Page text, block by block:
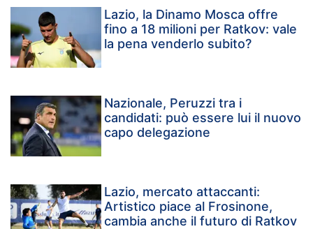
Lazio, la Dinamo Mosca offre
fino a 18 milioni per Ratkov: vale
la pena venderlo subito?
Nazionale, Peruzzi tra i
candidati: può essere lui il nuovo
capo delegazione
Lazio, mercato attaccanti:
Artistico piace al Frosinone,
cambia anche il futuro di Ratkov